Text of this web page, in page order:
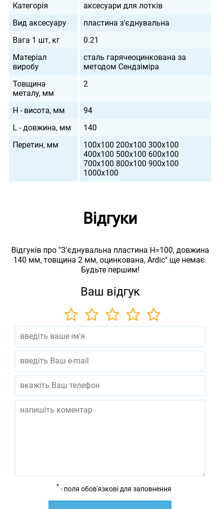
Категорія
аксесуари для лотків
Вид аксесуару
пластина з'єднувальна
Вага 1 шт, кг
0.21
Матеріал
виробу
сталь гарячеоцинкована за
методом Сендзіміра
Товщина
металу, мм
2
H - висота, мм
94
L - довжина, мм
140
Перетин, мм
100х100 200х100 300х100
400х100 500х100 600х100
700х100 800х100 900х100
1000х100
Відгуки
Відгуків про "З'єднувальна пластина H=100, довжина
140 мм, товщина 2 мм, оцинкована, Ardic" ще немає.
Будьте першим!
Ваш відгук
* - поля обов'язкові для заповнення